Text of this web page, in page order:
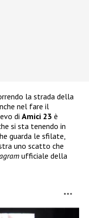
la strada della
nel fare il
di Amici 23 è
si sta tenendo in
guarda le sfilate,
uno scatto che
ufficiale della